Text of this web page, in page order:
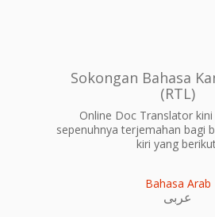
Sokongan Bahasa
(RTL)
Online Doc Translator
sepenuhnya terjemahan bagi
kiri yang
Bahasa Arab
عربى